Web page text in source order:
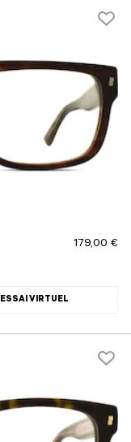
179,00 €
ESSAI VIRTUEL